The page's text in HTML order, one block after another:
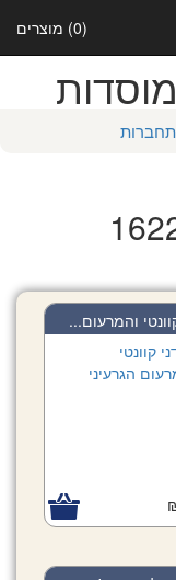
(0) מוצרים
יצרנים שונים (1622
והמרעום...